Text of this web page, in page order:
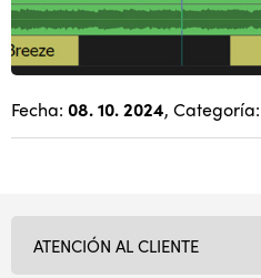
Fecha: 08. 10. 2024, Categoría:
ATENCIÓN AL CLIENTE